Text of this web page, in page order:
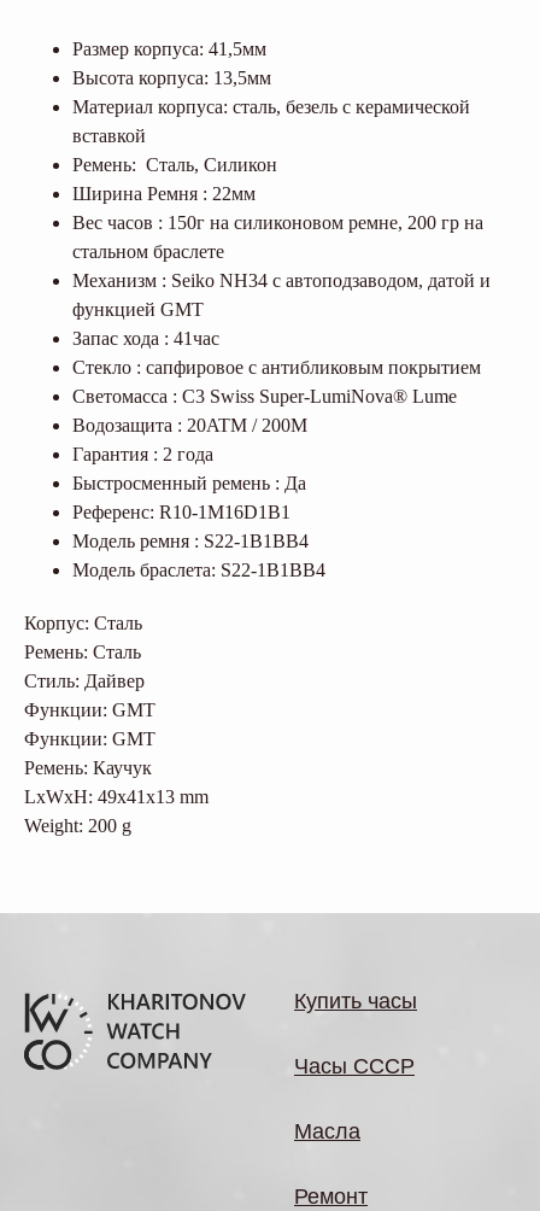
Размер корпуса: 41,5мм
Высота корпуса: 13,5мм
Материал корпуса: сталь, безель с керамической
вставкой
Ремень: Сталь, Силикон
Ширина Ремня : 22мм
Вес часов : 150г на силиконовом ремне, 200 гр на
стальном браслете
Механизм : Seiko NH34 с автоподзаводом, датой и
функцией GMT
Запас хода : 41час
Стекло : сапфировое с антибликовым покрытием
Светомасса : C3 Swiss Super-LumiNova® Lume
Водозащита : 20ATM / 200M
Гарантия : 2 года
Быстросменный ремень : Да
Референс: R10-1M16D1B1
Модель ремня : S22-1B1BB4
Модель браслета: S22-1B1BB4
Корпус: Сталь
Ремень: Сталь
Стиль: Дайвер
Функции: GMT
Функции: GMT
Ремень: Каучук
LxWxH: 49x41x13 mm
Weight: 200 g
Купить часы
Часы СССР
Масла
Ремонт